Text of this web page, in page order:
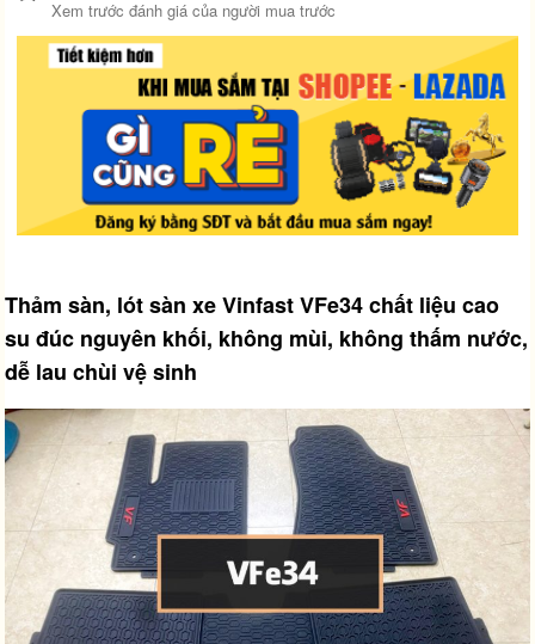
Xem trước đánh giá của người mua trước
Thảm sàn, lót sàn xe Vinfast VFe34 chất liệu cao
su đúc nguyên khối, không mùi, không thấm nước,
dễ lau chùi vệ sinh